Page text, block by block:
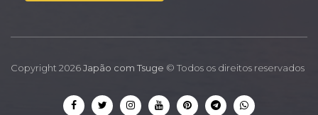
Copyright 2026Japão com Tsuge © Todos os direitos reservados